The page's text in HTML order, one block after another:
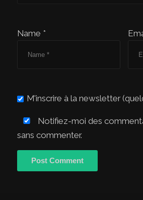
Name *
M'inscrire à la newsletter
Notifiez-moi des
sans commenter.